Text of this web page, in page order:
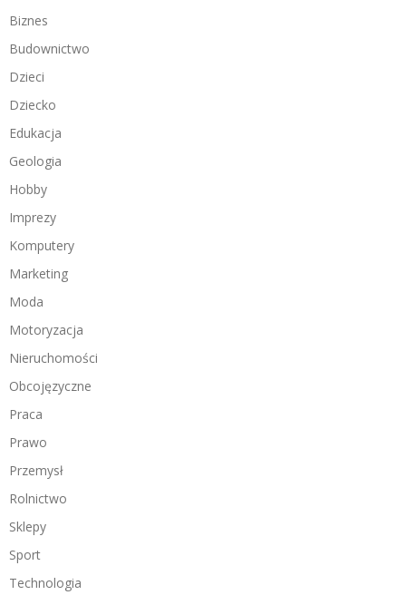
Biznes
Budownictwo
Dzieci
Dziecko
Edukacja
Geologia
Hobby
Imprezy
Komputery
Marketing
Moda
Motoryzacja
Nieruchomości
Obcojęzyczne
Praca
Prawo
Przemysł
Rolnictwo
Sklepy
Sport
Technologia